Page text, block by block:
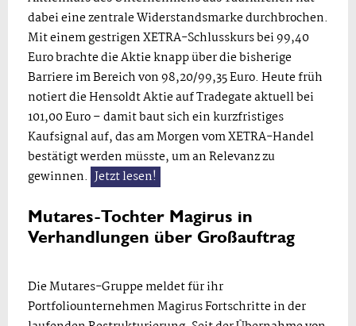
dabei eine zentrale Widerstandsmarke durchbrochen.
Mit einem gestrigen XETRA-Schlusskurs bei 99,40
Euro brachte die Aktie knapp über die bisherige
Barriere im Bereich von 98,20/99,35 Euro. Heute früh
notiert die Hensoldt Aktie auf Tradegate aktuell bei
101,00 Euro – damit baut sich ein kurzfristiges
Kaufsignal auf, das am Morgen vom XETRA-Handel
bestätigt werden müsste, um an Relevanz zu
gewinnen. Jetzt lesen!
Mutares-Tochter Magirus in
Verhandlungen über Großauftrag
Die Mutares-Gruppe meldet für ihr
Portfoliounternehmen Magirus Fortschritte in der